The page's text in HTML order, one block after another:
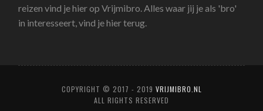
reizen vind je hier op Vrijmibro. Alles waar jij je als 'bro'
in interesseert, vind je hier terug.
COPYRIGHT © 2017 - 2019 VRIJMIBRO.NL
ALL RIGHTS RESERVED